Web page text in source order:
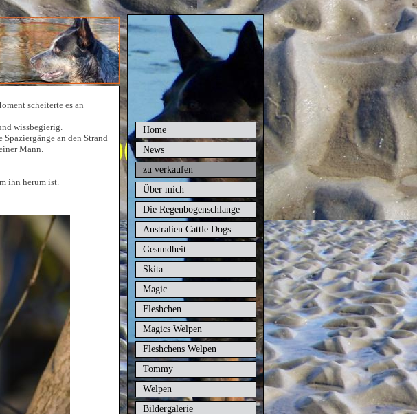
scheiterte es an
wissbegierig.
an den Strand
Mann.
ihn herum ist.
Home
News
zu verkaufen
Über mich
Die Regenbogenschlange
Australien Cattle Dogs
Gesundheit
Skita
Magic
Fleshchen
Magics Welpen
Fleshchens Welpen
Tommy
Welpen
Bildergalerie